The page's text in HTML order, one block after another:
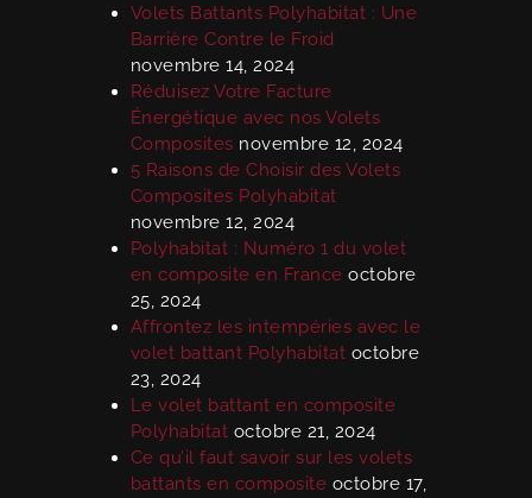
Volets Battants Polyhabitat : Une
Barrière Contre le Froid
novembre 14, 2024
Réduisez Votre Facture
Énergétique avec nos Volets
Composites novembre 12, 2024
5 Raisons de Choisir des Volets
Composites Polyhabitat
novembre 12, 2024
Polyhabitat : Numéro 1 du volet
en composite en France octobre
25, 2024
Affrontez les intempéries avec le
volet battant Polyhabitat octobre
23, 2024
Le volet battant en composite
Polyhabitat octobre 21, 2024
Ce qu’il faut savoir sur les volets
battants en composite octobre 17,